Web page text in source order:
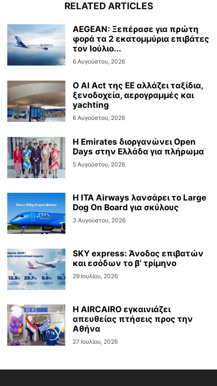
RELATED ARTICLES
AEGEAN: Ξεπέρασε για πρώτη
φορά τα 2 εκατομμύρια επιβάτες
τον Ιούλιο...
6 Αυγούστου, 2026
Ο AI Act της ΕΕ αλλάζει ταξίδια,
ξενοδοχεία, αερογραμμές και
yachting
6 Αυγούστου, 2026
Η Emirates διοργανώνει Open
Days στην Ελλάδα για πλήρωμα
5 Αυγούστου, 2026
Η ITA Airways λανσάρει το Large
Dog On Board για σκύλους
3 Αυγούστου, 2026
SKY express: Άνοδος επιβατών
και εσόδων το β’ τρίμηνο
29 Ιουλίου, 2026
Η AIRCAIRO εγκαινιάζει
απευθείας πτήσεις προς την
Αθήνα
27 Ιουλίου, 2026